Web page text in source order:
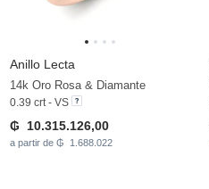
Anillo Lecta
14k Oro Rosa & Diamante
0.39 crt - VS
₲ 10.315.126,00
a partir de ₲ 1.688.022